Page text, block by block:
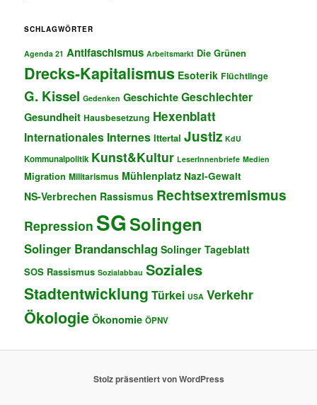
h
i
v
e
SCHLAGWÖRTER
Agenda 21 Antifaschismus Arbeitsmarkt Die Grünen
Drecks-Kapitalismus Esoterik Flüchtlinge
G. Kissel Gedenken GeschichteGeschlechter
Gesundheit Hausbesetzung Hexenblatt
Internationales Internes Ittertal Justiz KdU
Kommunalpolitik Kunst&Kultur LeserInnenbriefe Medien
Migration Militarismus Mühlenplatz Nazi-Gewalt
NS-Verbrechen Rassismus Rechtsextremismus
Repression SGSolingen
Solinger Brandanschlag Solinger Tageblatt
SOS Rassismus Sozialabbau Soziales
Stadtentwicklung Türkei USA Verkehr
ÖkologieÖkonomie ÖPNV
Stolz präsentiert von WordPress